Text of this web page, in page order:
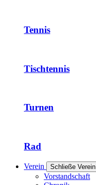
Tennis
Tischtennis
Turnen
Rad
Verein Schließe Verein
Vorstandschaft